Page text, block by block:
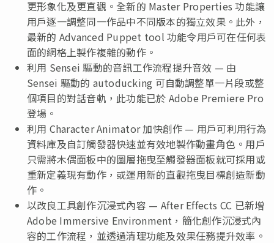
更形象化及更直觀。全新的 Master Properties 功能讓
用戶逐一調整同一作品中不同版本的獨立效果。此外，
最新的 Advanced Puppet tool 功能令用戶可在任何表
面的網格上製作複雜的動作。
利用 Sensei 驅動的音訊工作流程提升音效 — 由
Sensei 驅動的 autoducking 可自動調整單一片段或整
個項目的對話音軌，此功能已於 Adobe Premiere Pro
登場。
利用 Character Animator 加快創作 — 用戶可利用行為
資料庫及自訂觸發器快速並有效地製作動畫角色。用戶
只需將木偶面板中的圖層拖曳至觸發器面板就可採用或
重新定義現有動作，或運用新的直觀拖曳目標創造新動
作。
以改良工具創作沉浸式內容 — After Effects CC 已新增
Adobe Immersive Environment，簡化創作沉浸式內
容的工作流程，並透過清理功能及效果任務提升效率。